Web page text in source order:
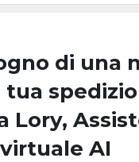
di una
tua
Lory,
virtuale AI